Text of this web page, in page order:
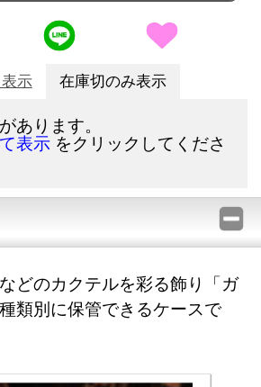
示 在庫切のみ表示
あります。
表示 をクリックしてくださ
どのカクテルを彩る飾り「ガ
類別に保管できるケースで